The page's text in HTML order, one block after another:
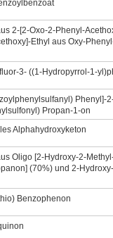
2-[2-Oxo-2-Phenyl-
Ethyl aus Oxy-
3- ((1-Hydropyrrol-1-
Phenyl]-
Propan-1-on
Alphahydroxyketon
Oligo [2-Hydroxy-2-
(70%) und 2-
Benzophenon